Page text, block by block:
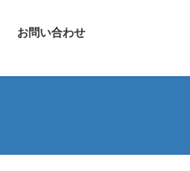
お問い合わせ